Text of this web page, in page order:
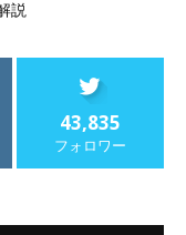
説
43,835
フォロワー